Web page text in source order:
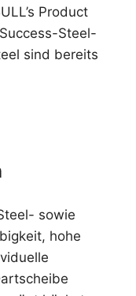
Product
Steel-
sind bereits
sowie
hohe